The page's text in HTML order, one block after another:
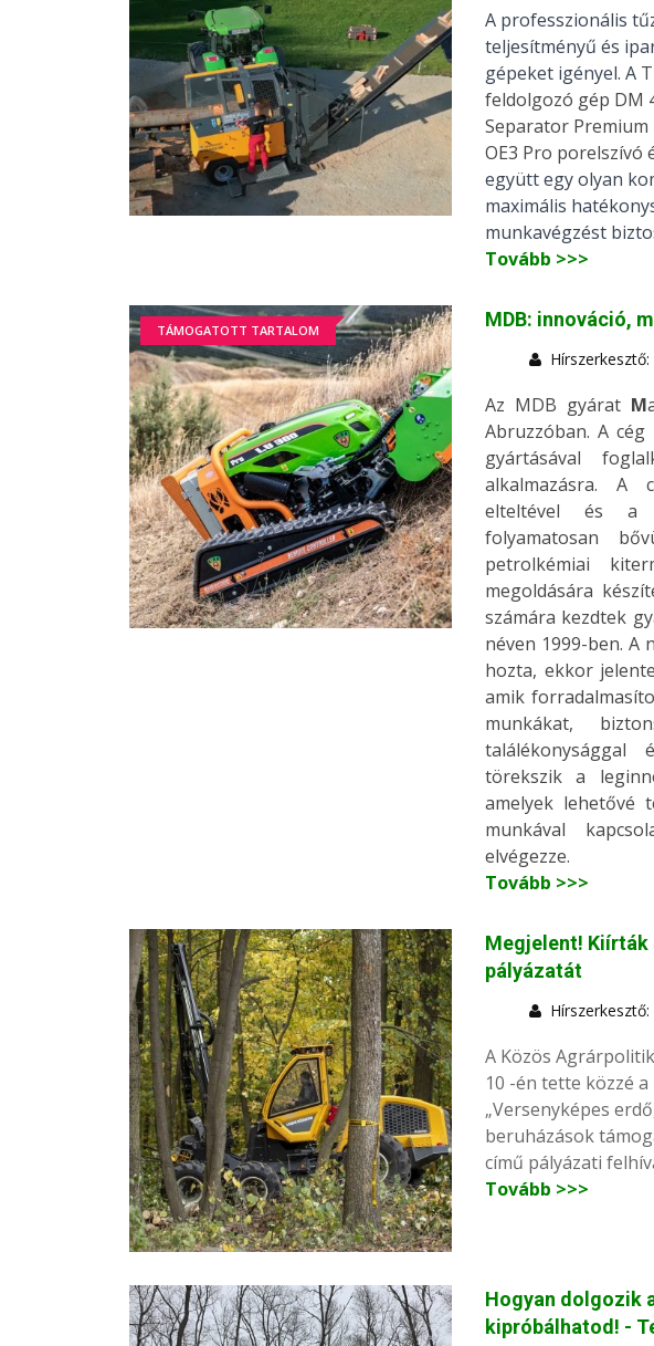
A professzionális
teljesítményű és
gépeket igényel. A
feldolgozó gép DM
Separator Premium
OE3 Pro porelszívó
együtt egy olyan
maximális
munkavégzést
Tovább >>>
TÁMOGATOTT TARTALOM MDB: innováció,
Az MDB gyárat M
Abruzzóban. A
gyártásával
alkalmazásra. A
elteltével és a
folyamatosan
petrolkémiai
megoldására
számára kezdtek
néven 1999-ben. A
hozta, ekkor
amik
munkákat,
törekszik a
amelyek lehetővé
munkával
elvégezze.
Tovább >>>
Megjelent!
pályázatát
A Közös
10 -én tette közzé a
„Versenyképes
beruházások
című pályázati
Tovább >>>
Hogyan dolgozik
kipróbálhatod! -